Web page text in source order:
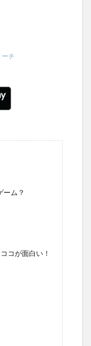
ーチ
ーム？
コが面白い！